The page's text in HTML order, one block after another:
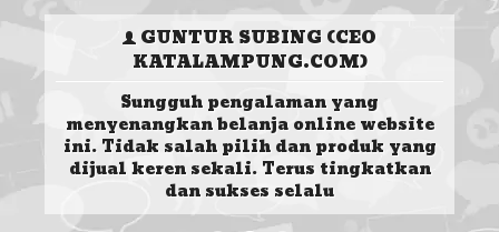
GUNTUR SUBING (CEO
KATALAMPUNG.COM)
Sungguh pengalaman yang
menyenangkan belanja online website
ini. Tidak salah pilih dan produk yang
dijual keren sekali. Terus tingkatkan
dan sukses selalu